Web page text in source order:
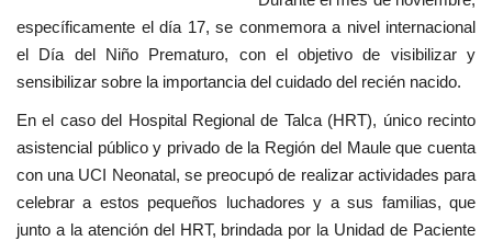
específicamente el día 17, se conmemora a nivel internacional
el Día del Niño Prematuro, con el objetivo de visibilizar y
sensibilizar sobre la importancia del cuidado del recién nacido.
En el caso del Hospital Regional de Talca (HRT), único recinto
asistencial público y privado de la Región del Maule que cuenta
con una UCI Neonatal, se preocupó de realizar actividades para
celebrar a estos pequeños luchadores y a sus familias, que
junto a la atención del HRT, brindada por la Unidad de Paciente